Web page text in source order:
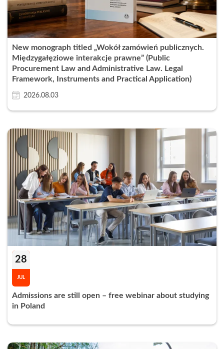
New monograph titled „Wokół zamówień publicznych.
Międzygałęziowe interakcje prawne” (Public
Procurement Law and Administrative Law. Legal
Framework, Instruments and Practical Application)
2026.08.03
28
JUL
Admissions are still open – free webinar about studying
in Poland